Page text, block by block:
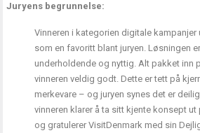
Juryens begrunnelse:
Vinneren i kategorien digitale
som en favoritt blant juryen. Løsningen
underholdende og nyttig. Alt pakket inn
vinneren veldig godt. Dette er tett på
merkevare – og juryen synes det er
vinneren klarer å ta sitt kjente konsept
og gratulerer VisitDenmark med sin